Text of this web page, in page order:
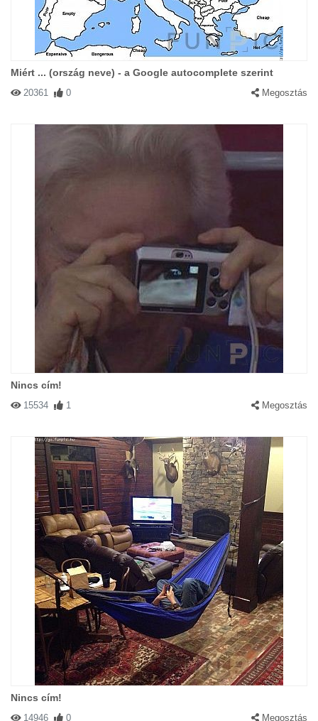
Miért ... (ország neve) - a Google autocomplete szerint
20361 0 Megosztás
Nincs cím!
15534 1 Megosztás
Nincs cím!
14946 0 Megosztás